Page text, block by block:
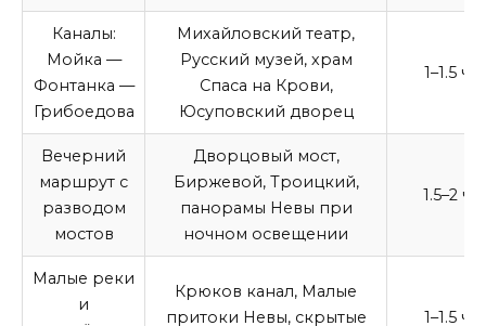
Каналы:
Мойка —
Фонтанка —
Грибоедова
Михайловский театр,
Русский музей, храм
Спаса на Крови,
Юсуповский дворец
1–1.5
Вечерний
маршрут с
разводом
мостов
Дворцовый мост,
Биржевой, Троицкий,
панорамы Невы при
ночном освещении
1.5–2
Малые реки
и
Крюков канал, Малые
притоки Невы, скрытые
1–1.5